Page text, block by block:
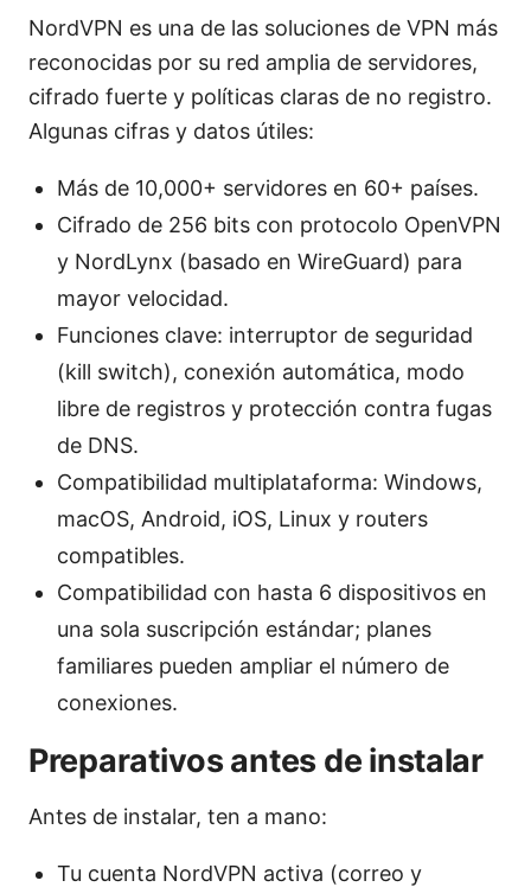
NordVPN es una de las soluciones de VPN más
reconocidas por su red amplia de servidores,
cifrado fuerte y políticas claras de no registro.
Algunas cifras y datos útiles:
Más de 10,000+ servidores en 60+ países.
Cifrado de 256 bits con protocolo OpenVPN
y NordLynx (basado en WireGuard) para
mayor velocidad.
Funciones clave: interruptor de seguridad
(kill switch), conexión automática, modo
libre de registros y protección contra fugas
de DNS.
Compatibilidad multiplataforma: Windows,
macOS, Android, iOS, Linux y routers
compatibles.
Compatibilidad con hasta 6 dispositivos en
una sola suscripción estándar; planes
familiares pueden ampliar el número de
conexiones.
Preparativos antes de instalar
Antes de instalar, ten a mano:
Tu cuenta NordVPN activa (correo y